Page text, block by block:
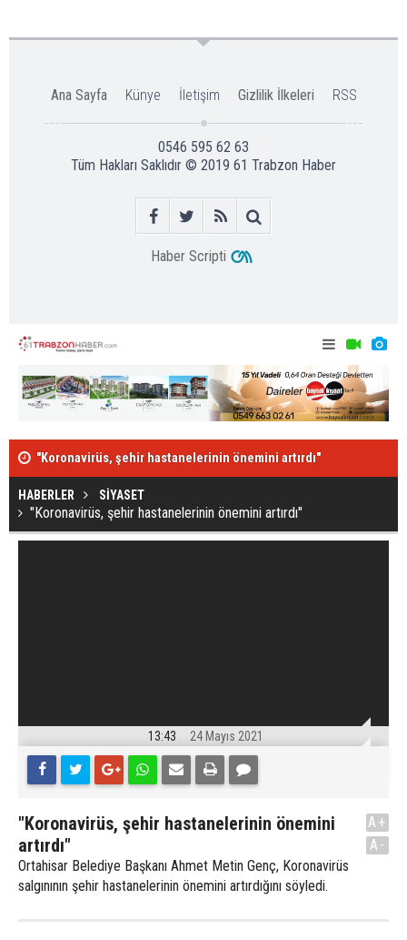
Ana Sayfa Künye İletişim Gizlilik İlkeleri RSS
0546 595 62 63
Tüm Hakları Saklıdır © 2019 61 Trabzon Haber
Haber Scripti
"Koronavirüs, şehir hastanelerinin önemini artırdı"
HABERLER SİYASET
"Koronavirüs, şehir hastanelerinin önemini artırdı"
13:43 24 Mayıs 2021
"Koronavirüs, şehir hastanelerinin önemini
artırdı"
Ortahisar Belediye Başkanı Ahmet Metin Genç, Koronavirüs
salgınının şehir hastanelerinin önemini artırdığını söyledi.
A+
A-